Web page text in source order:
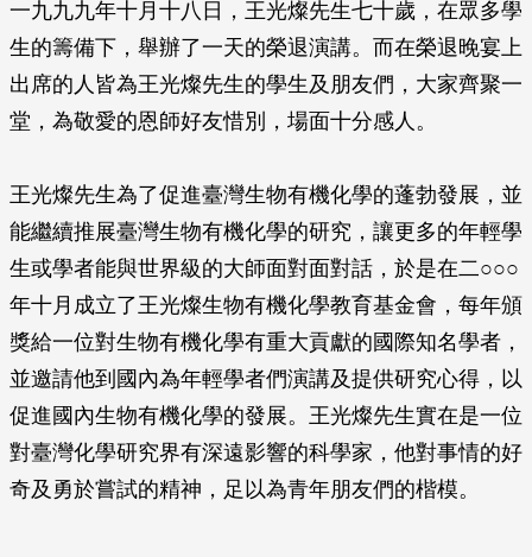
一九九九年十月十八日，王光燦先生七十歲，在眾多學
生的籌備下，舉辦了一天的榮退演講。而在榮退晚宴上
出席的人皆為王光燦先生的學生及朋友們，大家齊聚一
堂，為敬愛的恩師好友惜別，場面十分感人。
王光燦先生為了促進臺灣生物有機化學的蓬勃發展，並
能繼續推展臺灣生物有機化學的研究，讓更多的年輕學
生或學者能與世界級的大師面對面對話，於是在二○○○
年十月成立了王光燦生物有機化學教育基金會，每年頒
獎給一位對生物有機化學有重大貢獻的國際知名學者，
並邀請他到國內為年輕學者們演講及提供研究心得，以
促進國內生物有機化學的發展。王光燦先生實在是一位
對臺灣化學研究界有深遠影響的科學家，他對事情的好
奇及勇於嘗試的精神，足以為青年朋友們的楷模。